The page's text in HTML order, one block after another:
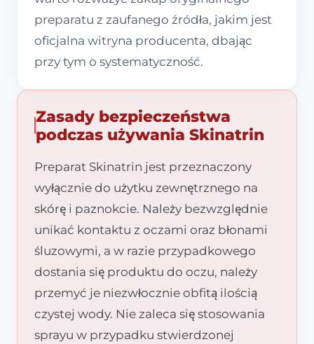
preparatu z zaufanego źródła, jakim jest
oficjalna witryna producenta, dbając
przy tym o systematyczność.
Zasady bezpieczeństwa
podczas używania Skinatrin
Preparat Skinatrin jest przeznaczony
wyłącznie do użytku zewnętrznego na
skórę i paznokcie. Należy bezwzględnie
unikać kontaktu z oczami oraz błonami
śluzowymi, a w razie przypadkowego
dostania się produktu do oczu, należy
przemyć je niezwłocznie obfitą ilością
czystej wody. Nie zaleca się stosowania
sprayu w przypadku stwierdzonej